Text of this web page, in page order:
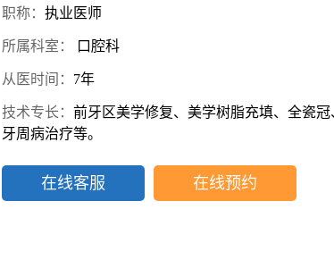
职称： 执业医师
所属科室： 口腔科
从医时间： 7年
技术专长： 前牙区美学修复、美学树脂充填、全瓷
牙周病治疗等。
在线客服 在线预约